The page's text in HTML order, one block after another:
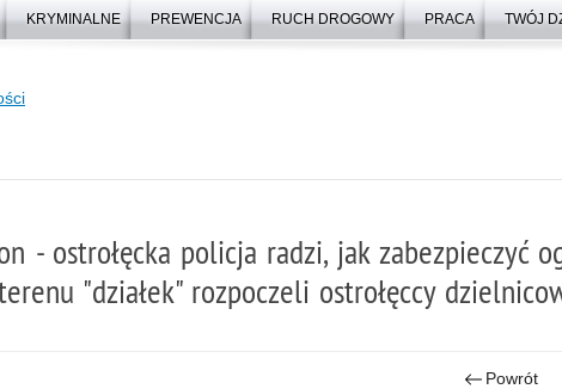
KRYMINALNE PREWENCJA RUCH DROGOWY PRACA TWÓJ
- ostrołęcka policja radzi, jak zabezpieczyć
"działek" rozpoczeli ostrołęccy
Powrót